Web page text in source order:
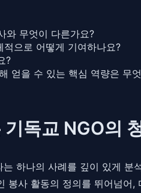
와 무엇이 다른가요?
으로 어떻게 기여하나요?
?
얻을 수 있는 핵심 역량은 무
독교 NGO의
는 하나의 사례를 깊이 있게 분
봉사 활동의 정의를 뛰어넘